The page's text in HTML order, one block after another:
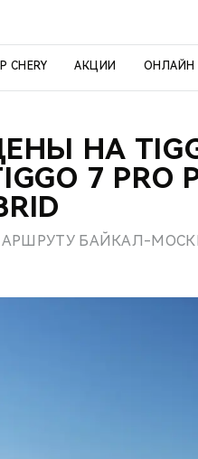
CHERY АКЦИИ ОНЛАЙН
НА
7 PRO
БАЙКАЛ-